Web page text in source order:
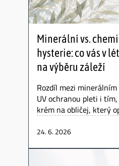
Minerální vs.
hysterie: co vás v
na výběru záleží
Rozdíl mezi
UV ochranou pleti i
krém na obličej, který
24. 6. 2026